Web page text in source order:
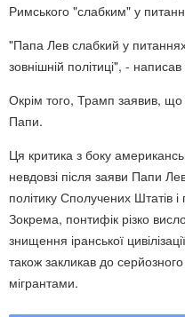
Римського "слабким" у
"Папа Лев слабкий у
зовнішній політиці", -
Окрім того, Трамп заявив,
Папи.
Ця критика з боку
невдовзі після заяви Папи
політику Сполучених Штатів і
Зокрема, понтифік різко
знищення іранської
також закликав до
мігрантами.